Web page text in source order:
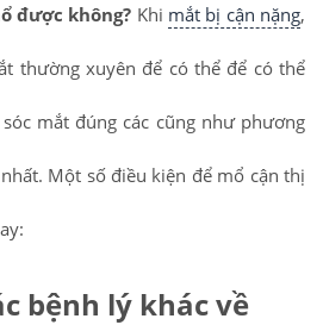
được không? Khi mắt bị cận nặng,
thường xuyên để có thể để có thể
mắt đúng các cũng như phương
Một số điều kiện để mổ cận thị
bệnh lý khác về